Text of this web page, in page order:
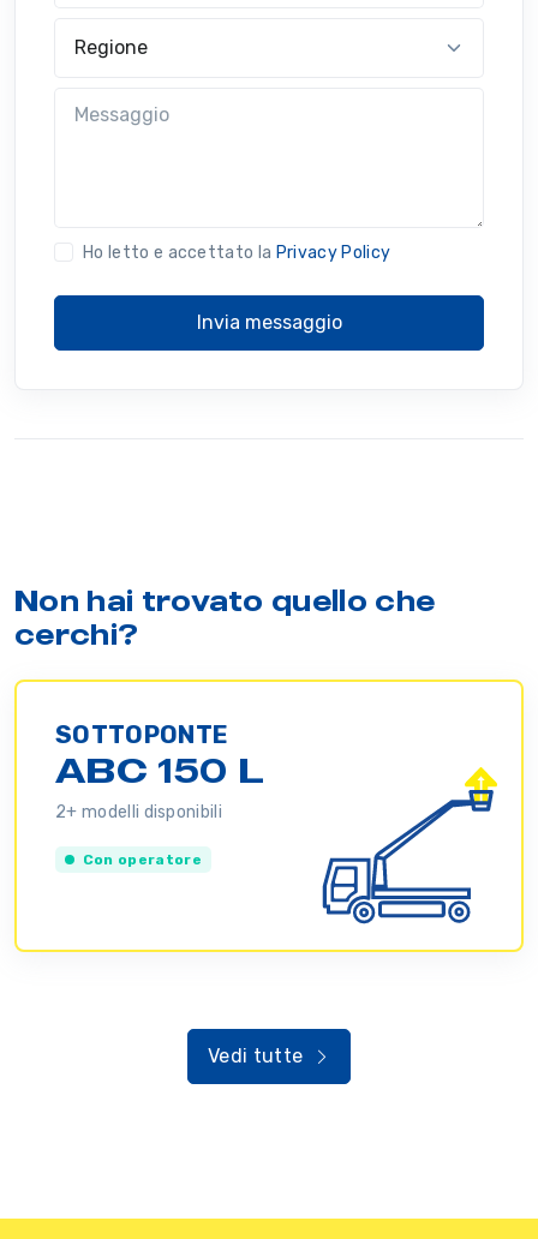
Ho letto e accettato la Privacy Policy
Invia messaggio
Non hai trovato quello che
cerchi?
SOTTOPONTE
ABC 150 L
2+ modelli disponibili
Con operatore
Vedi tutte